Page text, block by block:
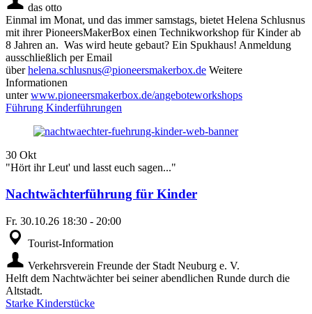
das otto
Einmal im Monat, und das immer samstags, bietet Helena Schlusnus
mit ihrer PioneersMakerBox einen Technikworkshop für Kinder ab
8 Jahren an. Was wird heute gebaut? Ein Spukhaus! Anmeldung
ausschließlich per Email
überhelena.schlusnus@pioneersmakerbox.de Weitere
Informationen
unterwww.pioneersmakerbox.de/angeboteworkshops
Führung Kinderführungen
30 Okt
"Hört ihr Leut' und lasst euch sagen..."
Nachtwächterführung für Kinder
Fr. 30.10.26 18:30 - 20:00
Tourist-Information
Verkehrsverein Freunde der Stadt Neuburg e. V.
Helft dem Nachtwächter bei seiner abendlichen Runde durch die
Altstadt.
Starke Kinderstücke